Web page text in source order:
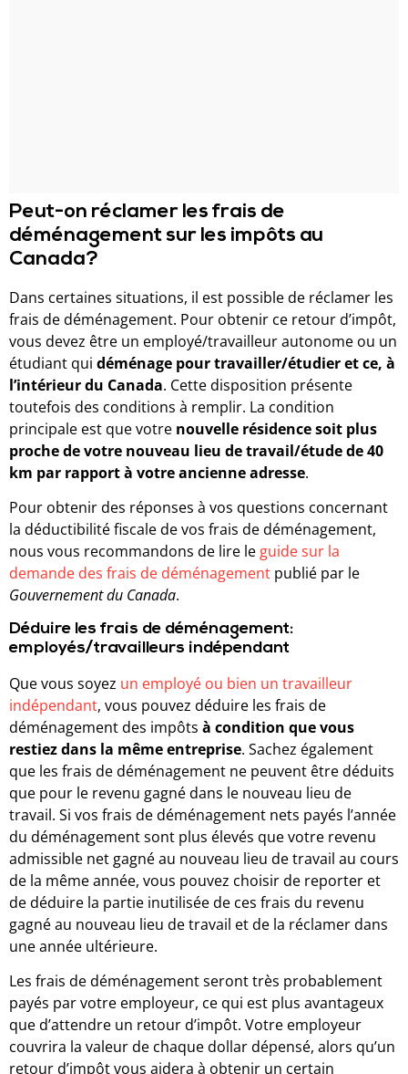
Peut-on réclamer les frais de
déménagement sur les impôts au
Canada?
Dans certaines situations, il est possible de réclamer les
frais de déménagement. Pour obtenir ce retour d’impôt,
vous devez être un employé/travailleur autonome ou un
étudiant qui déménage pour travailler/étudier et ce, à
l’intérieur du Canada. Cette disposition présente
toutefois des conditions à remplir. La condition
principale est que votre nouvelle résidence soit plus
proche de votre nouveau lieu de travail/étude de 40
km par rapport à votre ancienne adresse.
Pour obtenir des réponses à vos questions concernant
la déductibilité fiscale de vos frais de déménagement,
nous vous recommandons de lire le guide sur la
demande des frais de déménagement publié par le
Gouvernement du Canada.
Déduire les frais de déménagement:
employés/travailleurs indépendant
Que vous soyez un employé ou bien un travailleur
indépendant, vous pouvez déduire les frais de
déménagement des impôts à condition que vous
restiez dans la même entreprise. Sachez également
que les frais de déménagement ne peuvent être déduits
que pour le revenu gagné dans le nouveau lieu de
travail. Si vos frais de déménagement nets payés l’année
du déménagement sont plus élevés que votre revenu
admissible net gagné au nouveau lieu de travail au cours
de la même année, vous pouvez choisir de reporter et
de déduire la partie inutilisée de ces frais du revenu
gagné au nouveau lieu de travail et de la réclamer dans
une année ultérieure.
Les frais de déménagement seront très probablement
payés par votre employeur, ce qui est plus avantageux
que d’attendre un retour d’impôt. Votre employeur
couvrira la valeur de chaque dollar dépensé, alors qu’un
retour d’impôt vous aidera à obtenir un certain